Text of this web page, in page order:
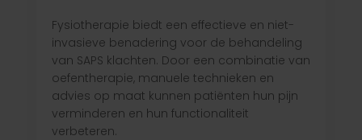
Fysiotherapie biedt een effectieve en niet-
invasieve benadering voor de behandeling
van SAPS klachten. Door een combinatie van
oefentherapie, manuele technieken en
advies op maat kunnen patiënten hun pijn
verminderen en hun functionaliteit
verbeteren.